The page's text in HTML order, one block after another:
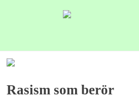
Rasism som berör